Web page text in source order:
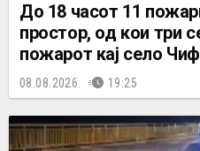
До 18 часот 11
простор, од кои три
пожарот кај село
08.08.2026. 19:25